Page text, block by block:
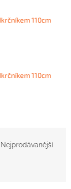
110cm
110cm
Nejprodávanější